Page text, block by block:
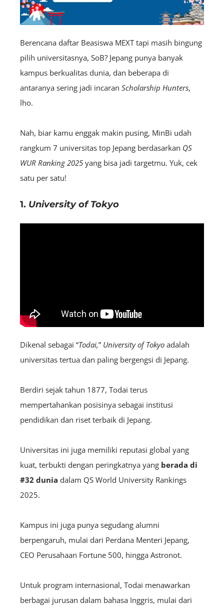
Berencana daftar Beasiswa MEXT tapi masih bingung
pilih universitasnya, SoB? Jepang punya banyak
kampus berkualitas dunia, dan beberapa di
antaranya sering jadi incaran Scholarship Hunters,
lho.
Nah, biar kamu enggak makin pusing, MinBi udah
rangkum 7 universitas top Jepang berdasarkan QS
WUR Ranking 2025 yang bisa jadi targetmu. Yuk, cek
satu per satu!
1. University of Tokyo
Dikenal sebagai “Todai,” University of Tokyo adalah
universitas tertua dan paling bergengsi di Jepang.
Berdiri sejak tahun 1877, Todai terus
mempertahankan posisinya sebagai institusi
pendidikan dan riset terbaik di Jepang.
Universitas ini juga memiliki reputasi global yang
kuat, terbukti dengan peringkatnya yang berada di
#32 dunia dalam QS World University Rankings
2025.
Kampus ini juga punya segudang alumni
berpengaruh, mulai dari Perdana Menteri Jepang,
CEO Perusahaan Fortune 500, hingga Astronot.
Untuk program internasional, Todai menawarkan
berbagai jurusan dalam bahasa Inggris, mulai dari